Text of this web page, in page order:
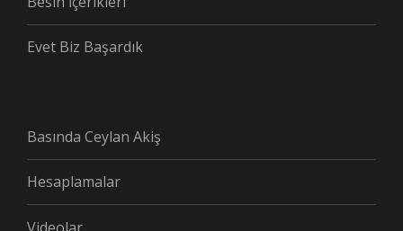
Evet Biz Başardık
Basında Ceylan Akiş
Hesaplamalar